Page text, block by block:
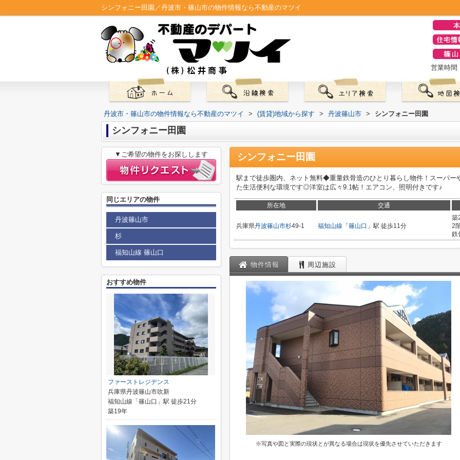
シンフォニー田園／丹波市・篠山市の物件情報なら不動産のマツイ
営業時間
丹波市・篠山市の物件情報なら不動産のマツイ > (賃貸)地域から探す > 丹波篠山市 > シンフォニー田園
シンフォニー田園
シンフォニー田園
駅まで徒歩圏内、ネット無料◆重量鉄骨造のひとり暮らし物件！スーパー
た生活便利な環境です◎洋室は広々9.1帖！エアコン、照明付きです♪
所在地 交通
兵庫県丹波篠山市杉49-1 福知山線 「 篠山口 」駅 徒歩11分
築
2
鉄
物件情報 周辺施設
※写真や図と実際の現状とが異なる場合は現状を優先させていただきます
▼ご希望の物件をお探しします
同じエリアの物件
丹波篠山市
杉
福知山線 篠山口
おすすめ物件
ファーストレジデンス
兵庫県丹波篠山市吹新
福知山線「篠山口」駅 徒歩21分
築19年